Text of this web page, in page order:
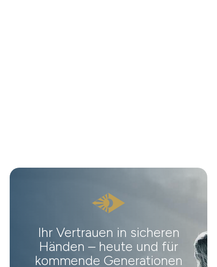
Ihr Vertrauen in sicheren
Händen – heute und für
kommende Generationen